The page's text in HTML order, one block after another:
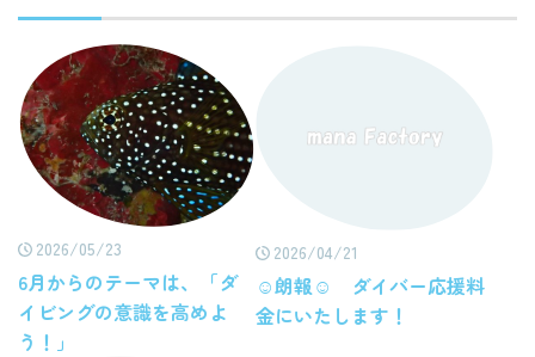
2026/05/23
6月からのテーマは、「ダ
イビングの意識を高めよ
う！」
2026/04/21
☺朗報☺ ダイバー応援料
金にいたします！